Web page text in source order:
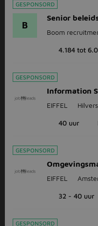
GESPONSORD
B
Senior
Boom
4.184 tot
GESPONSORD
Information
EIFFEL
40 uur
GESPONSORD
EIFFEL
32 - 40 uur
GESPONSORD